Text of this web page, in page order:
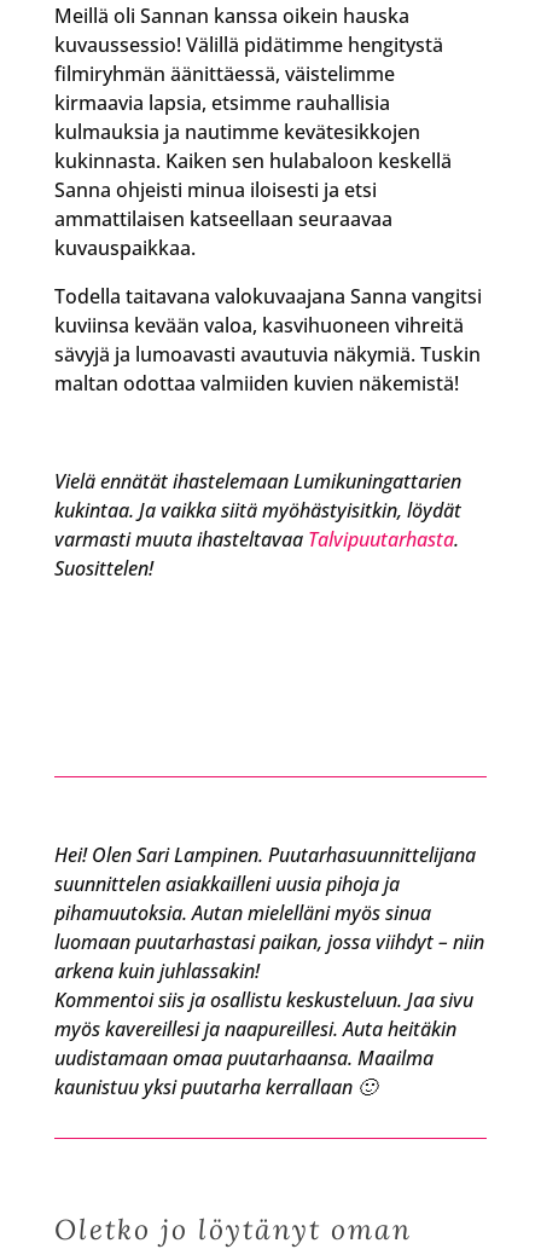
Meillä oli Sannan kanssa oikein hauska
kuvaussessio! Välillä pidätimme hengitystä
filmiryhmän äänittäessä, väistelimme
kirmaavia lapsia, etsimme rauhallisia
kulmauksia ja nautimme kevätesikkojen
kukinnasta. Kaiken sen hulabaloon keskellä
Sanna ohjeisti minua iloisesti ja etsi
ammattilaisen katseellaan seuraavaa
kuvauspaikkaa.
Todella taitavana valokuvaajana Sanna vangitsi
kuviinsa kevään valoa, kasvihuoneen vihreitä
sävyjä ja lumoavasti avautuvia näkymiä. Tuskin
maltan odottaa valmiiden kuvien näkemistä!
Vielä ennätät ihastelemaan Lumikuningattarien
kukintaa. Ja vaikka siitä myöhästyisitkin, löydät
varmasti muuta ihasteltavaa Talvipuutarhasta.
Suosittelen!
Hei! Olen Sari Lampinen. Puutarhasuunnittelijana
suunnittelen asiakkailleni uusia pihoja ja
pihamuutoksia. Autan mielelläni myös sinua
luomaan puutarhastasi paikan, jossa viihdyt – niin
arkena kuin juhlassakin!
Kommentoi siis ja osallistu keskusteluun. Jaa sivu
myös kavereillesi ja naapureillesi. Auta heitäkin
uudistamaan omaa puutarhaansa. Maailma
kaunistuu yksi puutarha kerrallaan 🙂
Oletko jo löytänyt oman